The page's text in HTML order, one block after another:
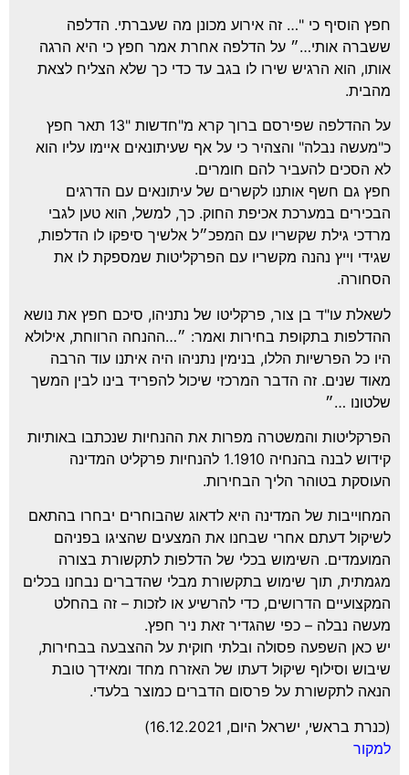
הוסיף כי "… זה אירוע מכונן מה שעברתי. הדלפה
אותי…״ על הדלפה אחרת אמר חפץ כי היא הרגה
הוא הרגיש שירו לו בגב עד כדי כך שלא הצליח לצאת
על ההדלפה שפירסם ברוך קרא מ"חדשות "13 תאר חפץ
נבלה" והצהיר כי על אף שעיתונאים איימו עליו הוא
הסכים להעביר להם חומרים.
גם חשף אותנו לקשרים של עיתונאים עם הדרגים
במערכת אכיפת החוק. כך, למשל, הוא טען לגבי
גילת שקשריו עם המפכ״ל אלשיך סיפקו לו הדלפות,
וייץ נהנה מקשריו עם הפרקליטות שמספקת לו את
עו"ד בן צור, פרקליטו של נתניהו, סיכם חפץ את נושא
בתקופת בחירות ואמר: ״…ההנחה הרווחת, אילולא
כל הפרשיות הללו, בנימין נתניהו היה איתנו עוד הרבה
שנים. זה הדבר המרכזי שיכול להפריד בינו לבין המשך
…״
והמשטרה מפרות את ההנחיות שנכתבו באותיות
קידוש לבנה בהנחיה 1.1910 להנחיות פרקליט המדינה
בטוהר הליך הבחירות.
של המדינה היא לדאוג שהבוחרים יבחרו בהתאם
דעתם אחרי שבחנו את המצעים שהציגו בפניהם
השימוש בכלי של הדלפות לתקשורת בצורה
תוך שימוש בתקשורת מבלי שהדברים נבחנו בכלים
הדרושים, כדי להרשיע או לזכות – זה בהחלט
נבלה – כפי שהגדיר זאת ניר חפץ.
כאן השפעה פסולה ובלתי חוקית על ההצבעה בבחירות,
וסילוף שיקול דעתו של האזרח מחד ומאידך טובת
לתקשורת על פרסום הדברים כמוצר בלעדי.
בראשי, ישראל היום, 16.12.2021)